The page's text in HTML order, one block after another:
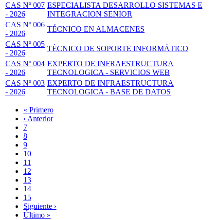
CAS Nº 007
- 2026
ESPECIALISTA DESARROLLO SISTEMAS E
INTEGRACION SENIOR
CAS Nº 006
- 2026
TÉCNICO EN ALMACENES
CAS Nº 005
- 2026
TÉCNICO DE SOPORTE INFORMÁTICO
CAS Nº 004
- 2026
EXPERTO DE INFRAESTRUCTURA
TECNOLOGICA - SERVICIOS WEB
CAS Nº 003
- 2026
EXPERTO DE INFRAESTRUCTURA
TECNOLOGICA - BASE DE DATOS
Paginación
Primera
página
« Primero
Página
anterior
‹ Anterior
Page
7
Page
8
Page
9
Page
10
Página
actual
11
Page
12
Page
13
Page
14
Page
15
Siguiente
página
Siguiente ›
Última
Último »